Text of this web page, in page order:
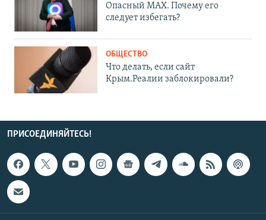
Опасный MAX. Почему его
следует избегать?
ОБЩЕСТВО
Что делать, если сайт
Крым.Реалии заблокировали?
ПРИСОЕДИНЯЙТЕСЬ!